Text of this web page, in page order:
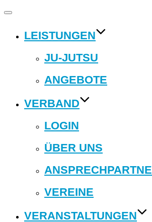
Navigation
LEISTUNGEN
JU-JUTSU
ANGEBOTE
VERBAND
LOGIN
ÜBER UNS
VEREINE
VERANSTALTUNGEN